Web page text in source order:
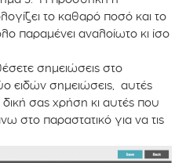
το καθαρό ποσό και το
παραμένει αναλοίωτο κι ίσο
σημειώσεις στο
ειδών σημειώσεις, αυτές
δική σας χρήση κι αυτές που
στο παραστατικό για να τις